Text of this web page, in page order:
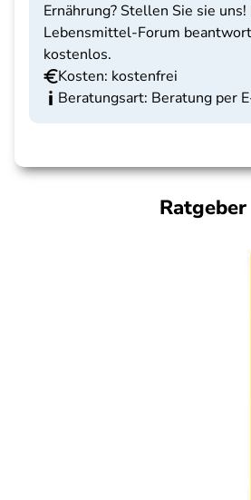
Ernährung? Stellen Sie sie
Lebensmittel-Forum
kostenlos.
Kosten: kostenfrei
Beratungsart: Beratung per
Ratgeber